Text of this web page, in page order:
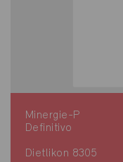
Minergie-P
Definitivo
Dietlikon 8305